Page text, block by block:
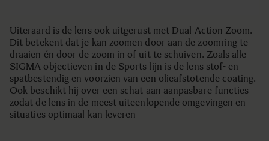
Uiteraard is de lens ook uitgerust met Dual Action Zoom.
Dit betekent dat je kan zoomen door aan de zoomring te
draaien én door de zoom in of uit te schuiven. Zoals alle
SIGMA objectieven in de Sports lijn is de lens stof- en
spatbestendig en voorzien van een olieafstotende coating.
Ook beschikt hij over een schat aan aanpasbare functies
zodat de lens in de meest uiteenlopende omgevingen en
situaties optimaal kan leveren